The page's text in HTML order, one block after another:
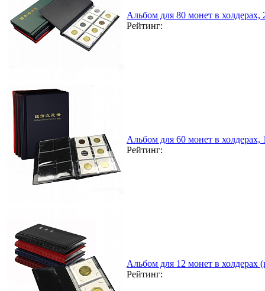
Альбом для 80 монет в
Рейтинг:
Альбом для 60 монет в
Рейтинг:
Альбом для 12 монет в
Рейтинг: